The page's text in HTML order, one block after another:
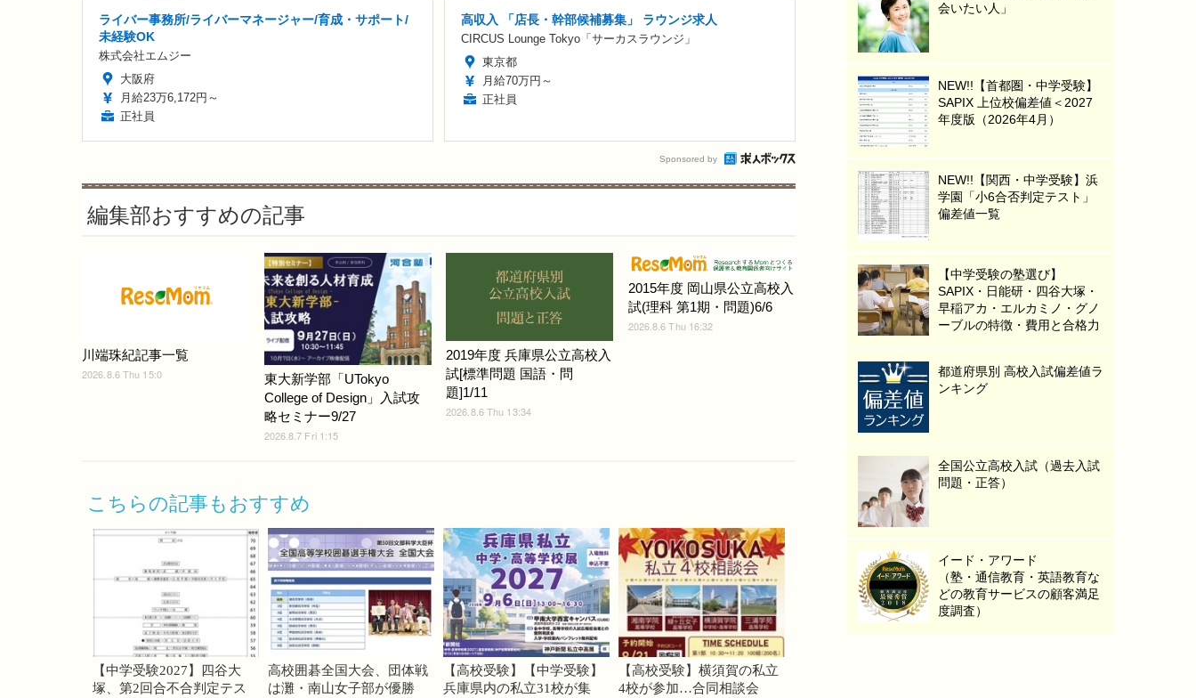
ライバー事務所/ライバーマネージャー/育成・サポート/
未経験OK
株式会社エムジー
大阪府
月給23万6,172円～
正社員
高収入 「店長・幹部候補募集」 ラウンジ求人
CIRCUS Lounge Tokyo「サーカスラウンジ」
東京都
月給70万円～
正社員
Sponsored by
編集部おすすめの記事
川端珠紀記事一覧
2026.8.6 Thu 15:0
東大新学部「UTokyo
College of Design」入試攻
略セミナー9/27
2026.8.7 Fri 1:15
2019年度 兵庫県公立高校入
試[標準問題 国語・問
題]1/11
2026.8.6 Thu 13:34
2015年度 岡山県公立高校入
試(理科 第1期・問題)6/6
2026.8.6 Thu 16:32
こちらの記事もおすすめ
【中学受験2027】四谷大
塚、第2回合不合判定テス
高校囲碁全国大会、団体戦
は灘・南山女子部が優勝
【高校受験】【中学受験】
兵庫県内の私立31校が集
【高校受験】横須賀の私立
4校が参加…合同相談会
会いたい人」
NEW!!【首都圏・中学受験】
SAPIX 上位校偏差値＜2027
年度版（2026年4月）
NEW!!【関西・中学受験】浜
学園「小6合否判定テスト」
偏差値一覧
【中学受験の塾選び】
SAPIX・日能研・四谷大塚・
早稲アカ・エルカミノ・グノ
ーブルの特徴・費用と合格力
都道府県別 高校入試偏差値ラ
ンキング
全国公立高校入試（過去入試
問題・正答）
イード・アワード
（塾・通信教育・英語教育な
どの教育サービスの顧客満足
度調査）